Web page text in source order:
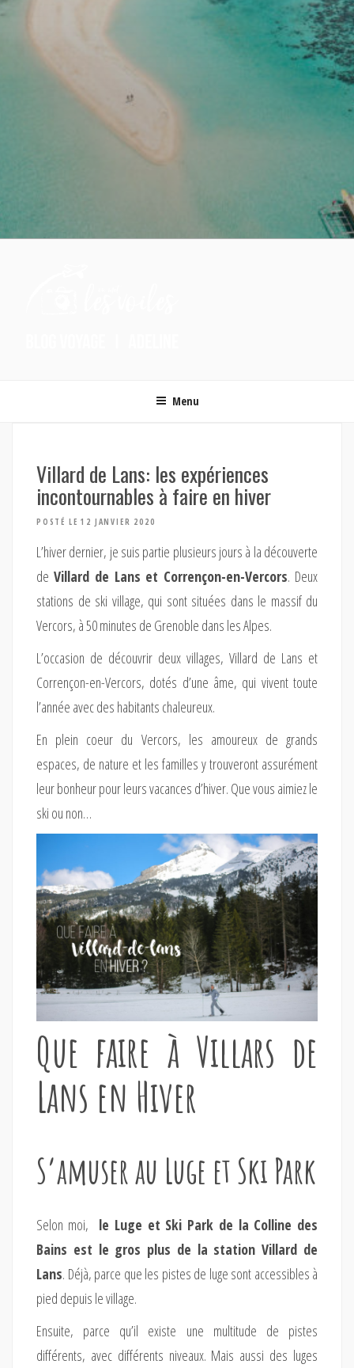
Menu
Villard de Lans: les expériences
incontournables à faire en hiver
POSTÉ LE 12 JANVIER 2020
L’hiver dernier, je suis partie plusieurs jours à la découverte
de Villard de Lans et Corrençon-en-Vercors. Deux
stations de ski village, qui sont situées dans le massif du
Vercors, à 50 minutes de Grenoble dans les Alpes.
L’occasion de découvrir deux villages, Villard de Lans et
Corrençon-en-Vercors, dotés d’une âme, qui vivent toute
l’année avec des habitants chaleureux.
En plein coeur du Vercors, les amoureux de grands
espaces, de nature et les familles y trouveront assurément
leur bonheur pour leurs vacances d’hiver. Que vous aimiez le
ski ou non…
Que faire à Villars de
Lans en Hiver
S’amuser au Luge et Ski Park
Selon moi,
le Luge et Ski Park de la Colline des
Bains est le gros plus de la station Villard de
Lans. Déjà, parce que les pistes de luge sont accessibles à
pied depuis le village.
Ensuite, parce qu’il existe une multitude de pistes
différents, avec différents niveaux. Mais aussi des luges